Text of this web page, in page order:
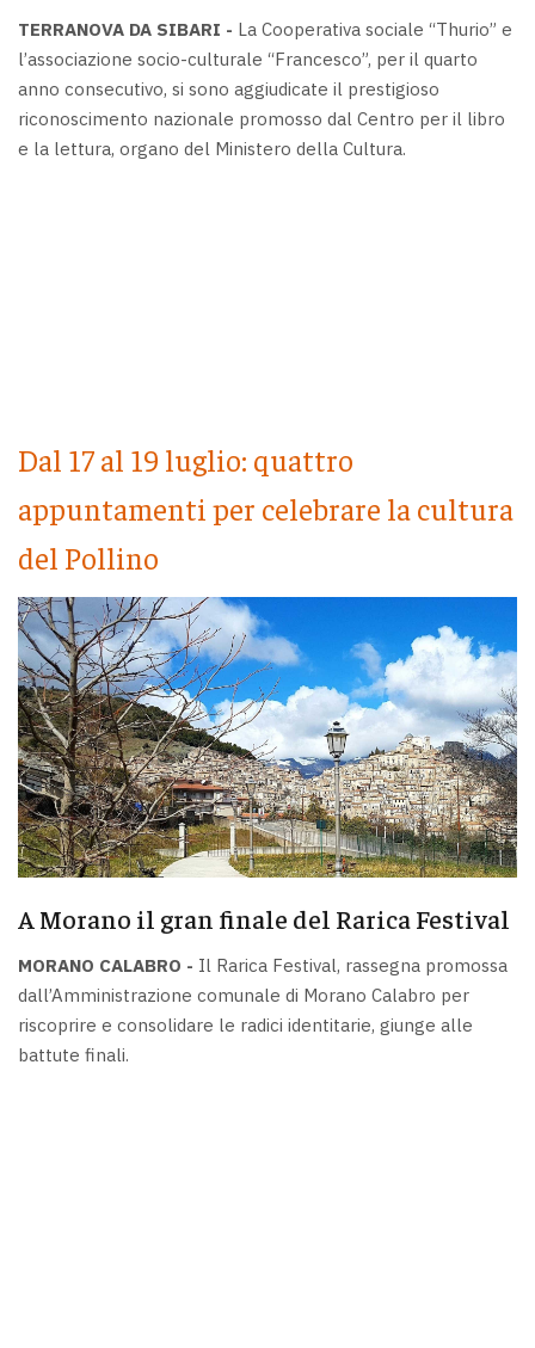
TERRANOVA DA SIBARI - La Cooperativa sociale “Thurio” e
l’associazione socio-culturale “Francesco”, per il quarto
anno consecutivo, si sono aggiudicate il prestigioso
riconoscimento nazionale promosso dal Centro per il libro
e la lettura, organo del Ministero della Cultura.
Dal 17 al 19 luglio: quattro
appuntamenti per celebrare la cultura
del Pollino
A Morano il gran finale del Rarica Festival
MORANO CALABRO - Il Rarica Festival, rassegna promossa
dall’Amministrazione comunale di Morano Calabro per
riscoprire e consolidare le radici identitarie, giunge alle
battute finali.